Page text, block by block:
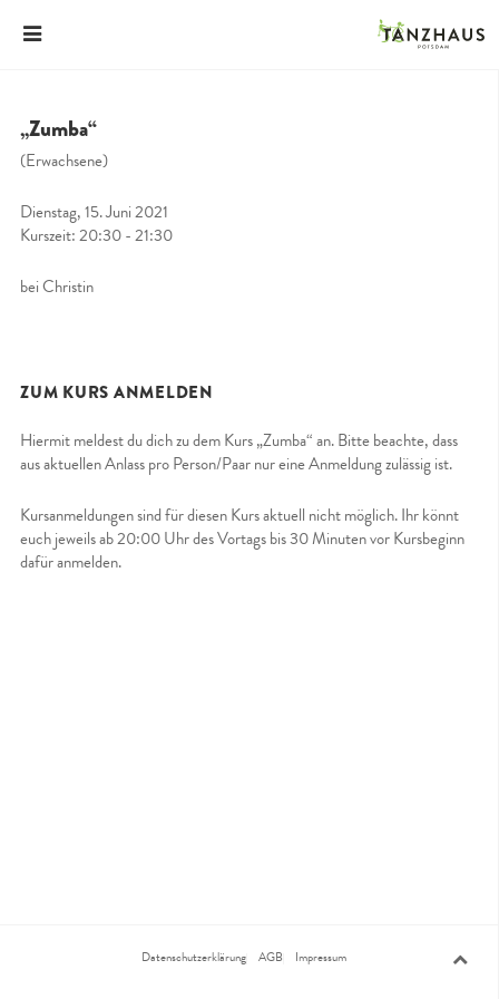
„Zumba“
(Erwachsene)
Dienstag, 15. Juni 2021
Kurszeit: 20:30 - 21:30
bei Christin
ZUM KURS ANMELDEN
Hiermit meldest du dich zu dem Kurs „Zumba“ an. Bitte beachte, dass
aus aktuellen Anlass pro Person/Paar nur eine Anmeldung zulässig ist.
Kursanmeldungen sind für diesen Kurs aktuell nicht möglich. Ihr könnt
euch jeweils ab 20:00 Uhr des Vortags bis 30 Minuten vor Kursbeginn
dafür anmelden.
Datenschutzerklärung AGB Impressum